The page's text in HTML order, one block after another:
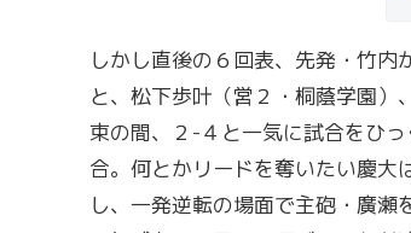
しかし直後の６回表、先発・竹内
と、松下歩叶（営２・桐蔭学園）
束の間、２-４と一気に試合をひ
合。何とかリードを奪いたい慶大
し、一発逆転の場面で主砲・廣